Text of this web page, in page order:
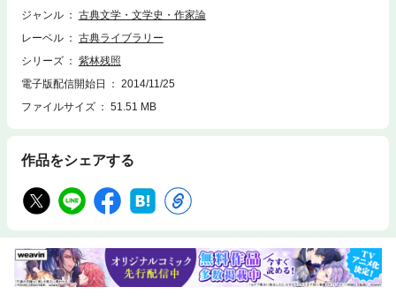
ジャンル
古典文学・文学史・作家論
レーベル
古典ライブラリー
シリーズ
紫林残照
電子版配信開始日
2014/11/25
ファイルサイズ
51.51 MB
作品をシェアする